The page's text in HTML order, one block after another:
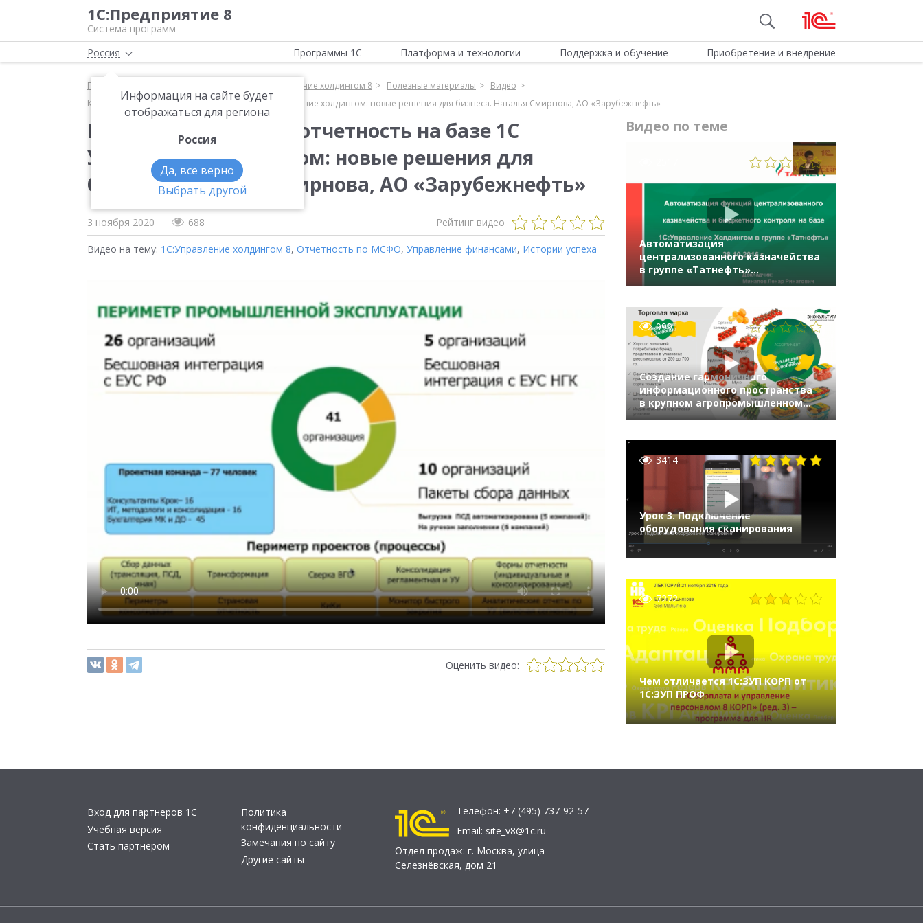
1С:Предприятие 8
Система программ
Россия
Информация на сайте будет
отображаться для региона
Россия
Да, все верно
Выбрать другой
Программы 1С Платформа и технологии Поддержка и обучение Приобретение и внедрение
Главная 1С:Управление холдингом 8 Полезные материалы
Видео
Консолидированная отчетность на базе 1С Управление холдингом: новые решения для бизнеса. Наталья Смирнова, АО «Зарубежнефть»
Консолидированная отчетность на базе 1С
Управление холдингом: новые решения для
бизнеса. Наталья Смирнова, АО «Зарубежнефть»
3 ноября 2020 688 Рейтинг видео
Видео на тему: 1С:Управление холдингом 8, Отчетность по МСФО, Управление финансами, Истории успеха
Оценить видео:
Видео по теме
Автоматизация
централизованного казначейства
в группе «Татнефть»
на «1С:Управление холдингом 8»
999
Создание гармоничного
информационного пространства
в крупном агропромышленном
холдинге на базе
Игорь Гуль, «АПХ Экокультура»
3414
Урок 3. Подключение
оборудования сканирования
7272
Чем отличается 1С:ЗУП КОРП от
1С:ЗУП ПРОФ
Вход для партнеров 1С
Учебная версия
Стать партнером
Политика
конфиденциальности
Замечания по сайту
Другие сайты
Телефон: +7 (495) 737-92-57
Email: site_v8@1c.ru
Отдел продаж: г. Москва, улица
Селезнёвская, дом 21